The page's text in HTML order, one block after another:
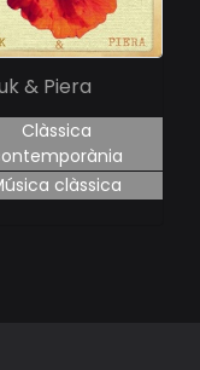
& Piera
Clàssica
clàssica